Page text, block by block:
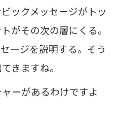
ックメッセージがトッ
がその次の層にくる。
ージを説明する。そう
きますね。
ーがあるわけですよ